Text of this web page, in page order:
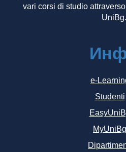
vari corsi di studio
UniBg.
e-
Studenti
MyUniBg